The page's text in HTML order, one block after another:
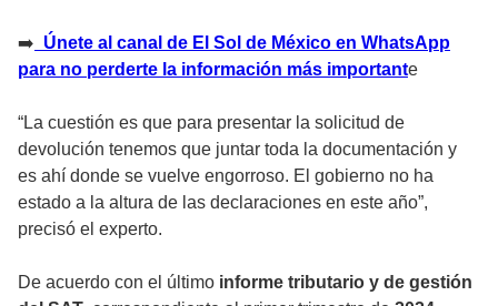
➡️ Únete al canal de El Sol de México en WhatsApp
para no perderte la información más importante
“La cuestión es que para presentar la solicitud de
devolución tenemos que juntar toda la documentación y
es ahí donde se vuelve engorroso. El gobierno no ha
estado a la altura de las declaraciones en este año”,
precisó el experto.
De acuerdo con el último informe tributario y de gestión